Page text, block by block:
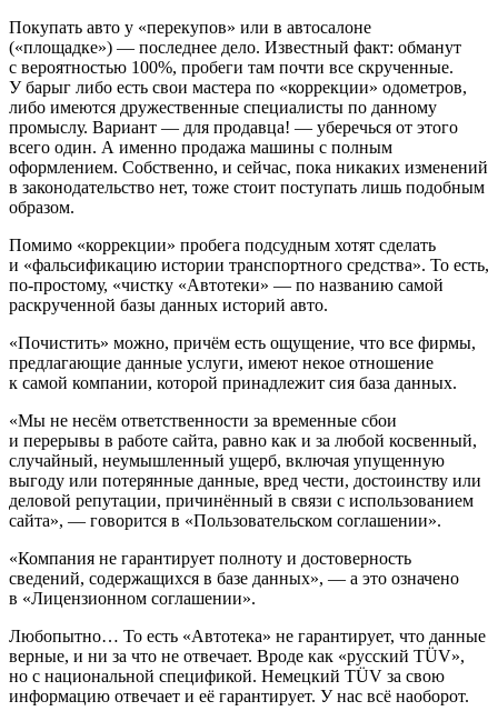
Покупать авто у «перекупов» или в автосалоне
(«площадке») — последнее дело. Известный факт: обманут
с вероятностью 100%, пробеги там почти все скрученные.
У барыг либо есть свои мастера по «коррекции» одометров,
либо имеются дружественные специалисты по данному
промыслу. Вариант — для продавца! — уберечься от этого
всего один. А именно продажа машины с полным
оформлением. Собственно, и сейчас, пока никаких изменений
в законодательство нет, тоже стоит поступать лишь подобным
образом.
Помимо «коррекции» пробега подсудным хотят сделать
и «фальсификацию истории транспортного средства». То есть,
по-простому, «чистку «Автотеки» — по названию самой
раскрученной базы данных историй авто.
«Почистить» можно, причём есть ощущение, что все фирмы,
предлагающие данные услуги, имеют некое отношение
к самой компании, которой принадлежит сия база данных.
«Мы не несём ответственности за временные сбои
и перерывы в работе сайта, равно как и за любой косвенный,
случайный, неумышленный ущерб, включая упущенную
выгоду или потерянные данные, вред чести, достоинству или
деловой репутации, причинённый в связи с использованием
сайта», — говорится в «Пользовательском соглашении».
«Компания не гарантирует полноту и достоверность
сведений, содержащихся в базе данных», — а это означено
в «Лицензионном соглашении».
Любопытно… То есть «Автотека» не гарантирует, что данные
верные, и ни за что не отвечает. Вроде как «русский TÜV»,
но с национальной спецификой. Немецкий TÜV за свою
информацию отвечает и её гарантирует. У нас всё наоборот.